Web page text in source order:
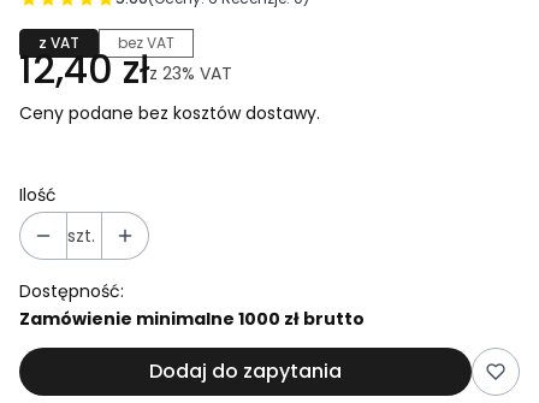
z VAT bez VAT
12,40 złz 23% VAT
Ceny podane bez kosztów dostawy.
Ilość
szt.
Dostępność:
Zamówienie minimalne 1000 zł brutto
Dodaj do zapytania